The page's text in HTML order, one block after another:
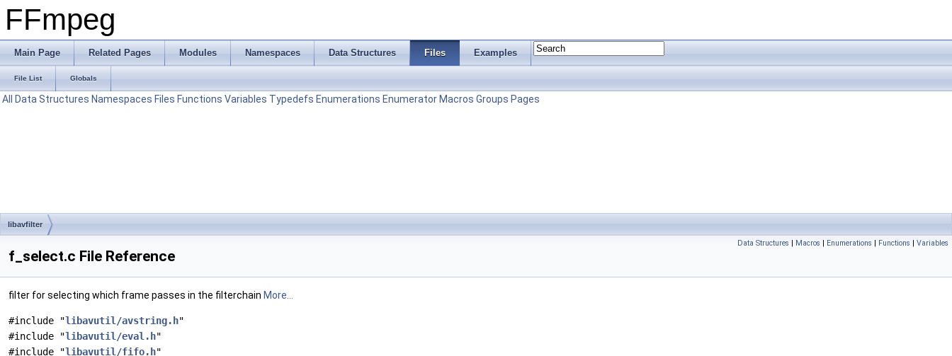
FFmpeg
Main Page Related Pages Modules Namespaces Data Structures Files Examples
File List Globals
All Data Structures Namespaces Files Functions Variables Typedefs Enumerations Enumerator Macros Groups Pages
libavfilter
Data Structures | Macros | Enumerations | Functions | Variables
f_select.c File Reference
filter for selecting which frame passes in the filterchain More...
#include "libavutil/avstring.h"
#include "libavutil/eval.h"
#include "libavutil/fifo.h"